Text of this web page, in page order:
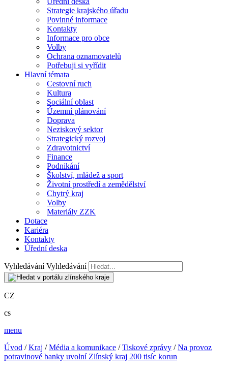
Strategie krajského úřadu
Povinné informace
Kontakty
Informace pro obce
Volby
Ochrana oznamovatelů
Potřebuji si vyřídit
Hlavní témata
Cestovní ruch
Kultura
Sociální oblast
Územní plánování
Doprava
Neziskový sektor
Strategický rozvoj
Zdravotnictví
Finance
Podnikání
Školství, mládež a sport
Životní prostředí a zemědělství
Chytrý kraj
Volby
Materiály ZZK
Dotace
Kariéra
Kontakty
Úřední deska
Vyhledávání Vyhledávání
CZ
cs
menu
Úvod /Kraj /Média a komunikace /Tiskové zprávy /Na provoz
potravinové banky uvolní Zlínský kraj 200 tisíc korun